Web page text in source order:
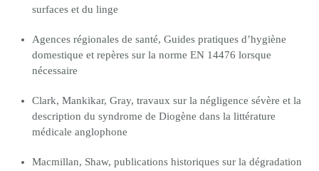
surfaces et du linge
Agences régionales de santé, Guides pratiques d’hygiène
domestique et repères sur la norme EN 14476 lorsque
nécessaire
Clark, Mankikar, Gray, travaux sur la négligence sévère et la
description du syndrome de Diogène dans la littérature
médicale anglophone
Macmillan, Shaw, publications historiques sur la dégradation